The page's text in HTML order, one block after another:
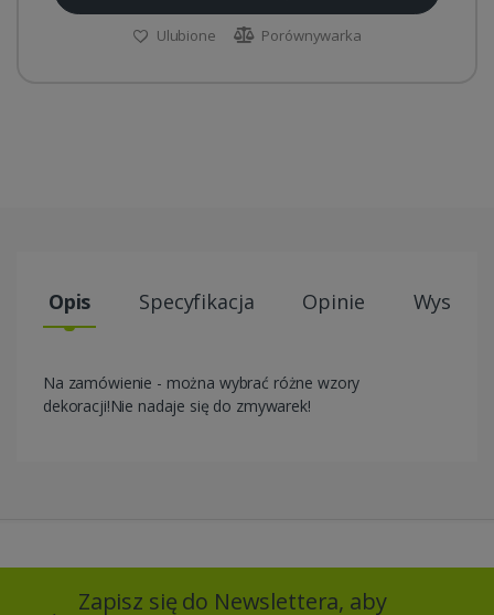
Ulubione Porównywarka
Opis Specyfikacja Opinie Wysyłki
Na zamówienie - można wybrać różne wzory
dekoracji!Nie nadaje się do zmywarek!
Zapisz się do Newslettera, aby